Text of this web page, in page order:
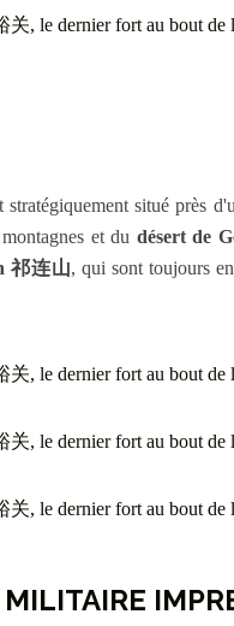
situé près
et du désert de
祁连山, qui sont toujours